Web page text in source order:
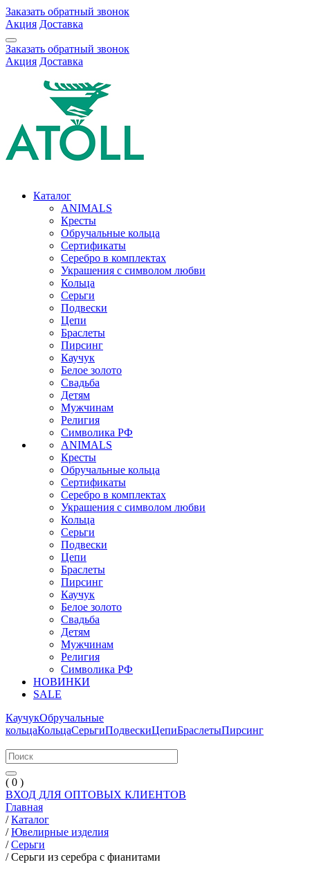
Заказать обратный звонок
Акция Доставка
Заказать обратный звонок
Акция Доставка
Каталог
ANIMALS
Кресты
Обручальные кольца
Сертификаты
Серебро в комплектах
Украшения с символом любви
Кольца
Серьги
Подвески
Цепи
Браслеты
Пирсинг
Каучук
Белое золото
Свадьба
Детям
Мужчинам
Религия
Символика РФ
ANIMALS
Кресты
Обручальные кольца
Сертификаты
Серебро в комплектах
Украшения с символом любви
Кольца
Серьги
Подвески
Цепи
Браслеты
Пирсинг
Каучук
Белое золото
Свадьба
Детям
Мужчинам
Религия
Символика РФ
НОВИНКИ
SALE
КаучукОбручальные
кольцаКольцаСерьгиПодвескиЦепиБраслетыПирсинг
( 0 )
ВХОД ДЛЯ ОПТОВЫХ КЛИЕНТОВ
Главная
/ Каталог
/ Ювелирные изделия
/ Серьги
/ Серьги из серебра с фианитами